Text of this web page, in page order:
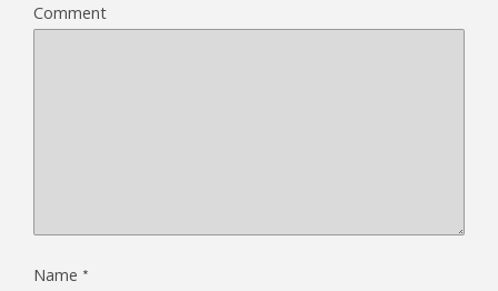
Comment
Name *